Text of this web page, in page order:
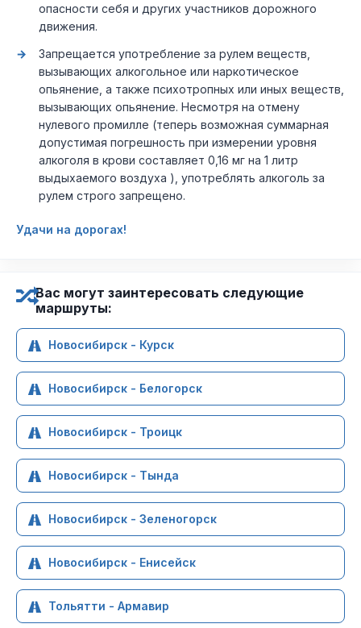
опасности себя и других участников дорожного
движения.
Запрещается употребление за рулем веществ,
вызывающих алкогольное или наркотическое
опьянение, а также психотропных или иных веществ,
вызывающих опьянение. Несмотря на отмену
нулевого промилле (теперь возможная суммарная
допустимая погрешность при измерении уровня
алкоголя в крови составляет 0,16 мг на 1 литр
выдыхаемого воздуха ), употреблять алкоголь за
рулем строго запрещено.
Удачи на дорогах!
Вас могут заинтересовать следующие
маршруты:
Новосибирск - Курск
Новосибирск - Белогорск
Новосибирск - Троицк
Новосибирск - Тында
Новосибирск - Зеленогорск
Новосибирск - Енисейск
Тольятти - Армавир